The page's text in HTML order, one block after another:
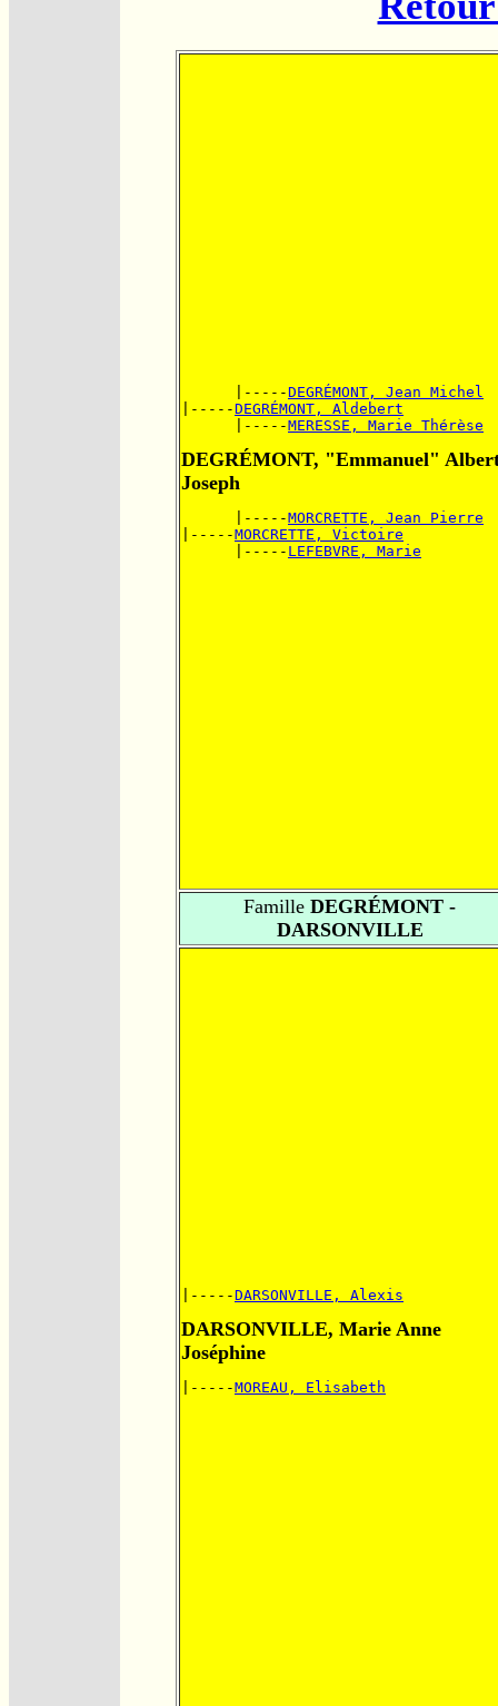
      |-----
DEGRÉMONT, Jean Michel
|-----DEGRÉMONT, Aldebert
      |-----
MERESSE, Marie Thérèse
DEGRÉMONT, "Emmanuel"
Joseph
      |-----
MORCRETTE, Jean Pierre
|-----MORCRETTE, Victoire
      |-----
LEFEBVRE, Marie
Famille DEGRÉMONT -
DARSONVILLE
|-----DARSONVILLE, Alexis
DARSONVILLE, Marie Anne
Joséphine
|-----MOREAU, Elisabeth